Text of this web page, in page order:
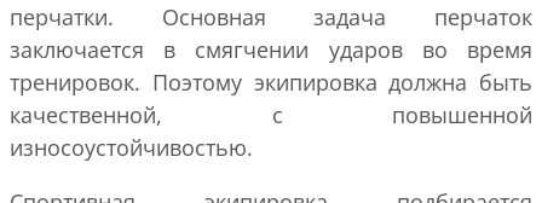
перчатки. Основная задача перчаток
заключается в смягчении ударов во время
тренировок. Поэтому экипировка должна быть
качественной, с повышенной
износоустойчивостью.